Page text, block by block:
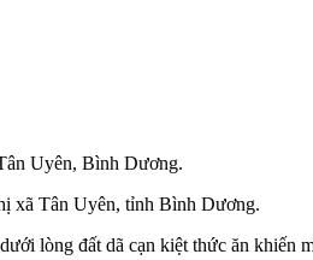
Uyên, Bình Dương.
xã Tân Uyên, tỉnh Bình Dương.
lòng đất dã cạn kiệt thức ăn khiến